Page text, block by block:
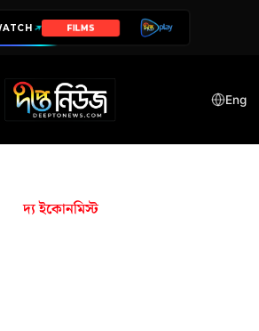
FILMS
Eng
দ্য ইকোনমিস্ট